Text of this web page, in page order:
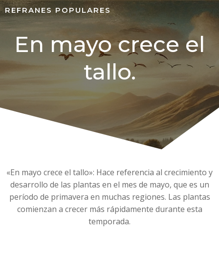
REFRANES POPULARES
En mayo crece el
tallo.
«En mayo crece el tallo»: Hace referencia al crecimiento y
desarrollo de las plantas en el mes de mayo, que es un
período de primavera en muchas regiones. Las plantas
comienzan a crecer más rápidamente durante esta
temporada.